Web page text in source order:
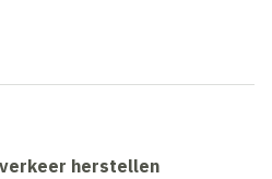
herstellen